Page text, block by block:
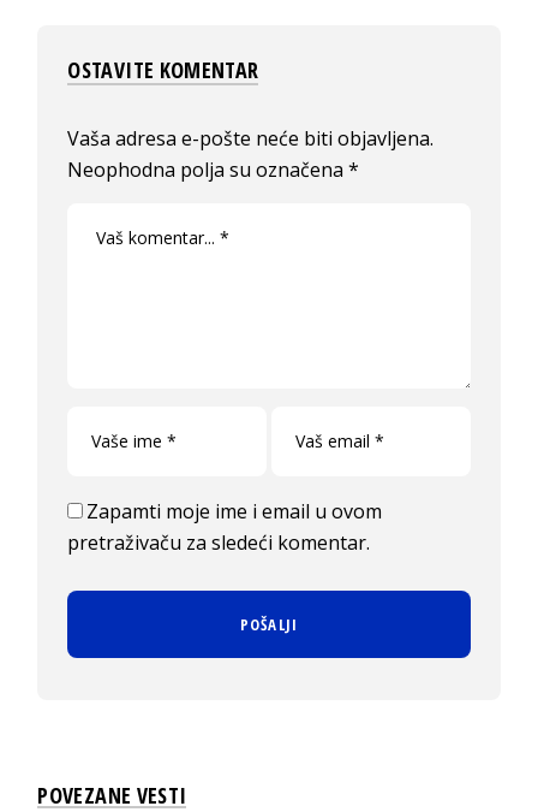
OSTAVITE KOMENTAR
Vaša adresa e-pošte neće biti objavljena.
Neophodna polja su označena*
Zapamti moje ime i email u ovom
pretraživaču za sledeći komentar.
POVEZANE VESTI